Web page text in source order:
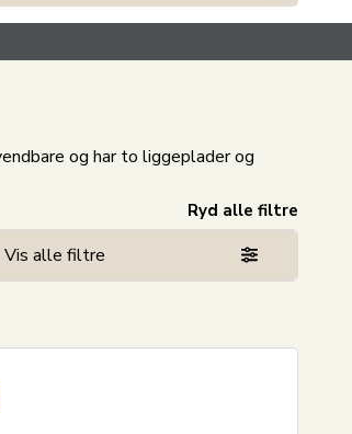
og har to liggeplader og
Ryd alle filtre
Vis alle filtre